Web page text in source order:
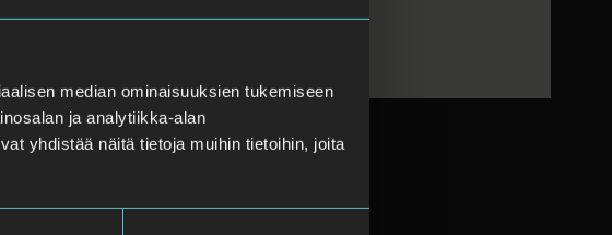
median ominaisuuksien tukemiseen
ja analytiikka-alan
yhdistää näitä tietoja muihin tietoihin, joita